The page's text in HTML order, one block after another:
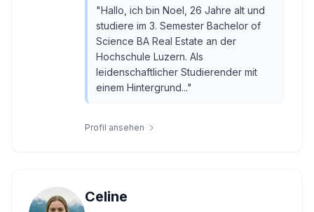
"Hallo, ich bin Noel, 26 Jahre alt und
studiere im 3. Semester Bachelor of
Science BA Real Estate an der
Hochschule Luzern. Als
leidenschaftlicher Studierender mit
einem Hintergrund..."
Profil ansehen
Celine